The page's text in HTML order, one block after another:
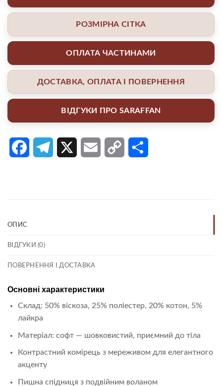
РОЗМІРНА СІТКА
ОПЛАТА ЧАСТИНАМИ
ДОСТАВКА, ОПЛАТА І ПОВЕРНЕННЯ
ВІДГУКИ ПРО SARAFFAN
FacebookTelegram Email Copy
ОПИС
ВІДГУКИ (0)
ПОВЕРНЕННЯ І ДОСТАВКА
Основні характеристики
Склад: 50% віскоза, 25% поліестер, 20% котон, 5%
лайкра
Матеріал: софт — шовковистий, приємний до тіла
Контрастний комірець з мереживом для елегантного
акценту
Пишна спідниця з подвійним воланом